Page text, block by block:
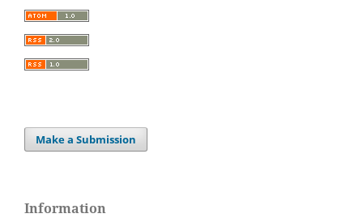
Make a Submission
Information